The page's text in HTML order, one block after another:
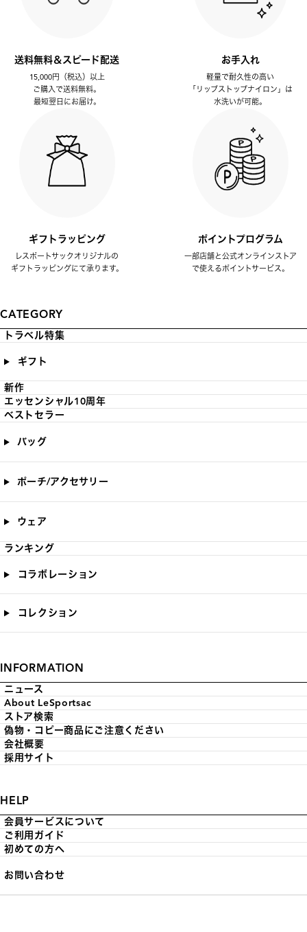
送料無料＆スピード配送
15,000円（税込）以上
ご購入で送料無料。
最短翌日にお届け。
お手入れ
軽量で耐久性の高い
「リップストップナイロン」は
水洗いが可能。
ギフトラッピング
レスポートサックオリジナルの
ギフトラッピングにて承ります。
ポイントプログラム
一部店舗と公式オンラインストア
で使えるポイントサービス。
CATEGORY
トラベル特集
ギフト
新作
エッセンシャル10周年
ベストセラー
バッグ
ポーチ/アクセサリー
ウェア
ランキング
コラボレーション
コレクション
INFORMATION
ニュース
About LeSportsac
ストア検索
偽物・コピー商品にご注意ください
会社概要
採用サイト
HELP
会員サービスについて
ご利用ガイド
初めての方へ
お問い合わせ